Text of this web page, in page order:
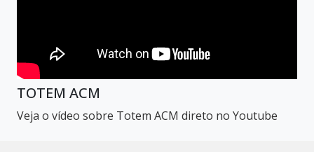
TOTEM ACM
Veja o vídeo sobre Totem ACM direto no Youtube